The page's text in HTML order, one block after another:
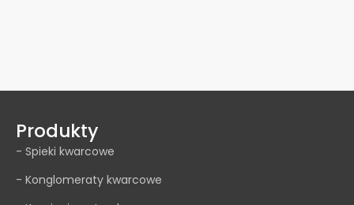
Produkty
- Spieki kwarcowe
- Konglomeraty kwarcowe